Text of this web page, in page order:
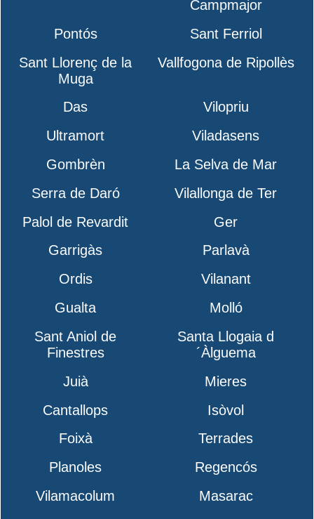
Campmajor
Pontós
Sant Ferriol
Sant Llorenç de la
Muga
Vallfogona de Ripollès
Das
Vilopriu
Ultramort
Viladasens
Gombrèn
La Selva de Mar
Serra de Daró
Vilallonga de Ter
Palol de Revardit
Ger
Garrigàs
Parlavà
Ordis
Vilanant
Gualta
Molló
Sant Aniol de
Finestres
Santa Llogaia d
´Àlguema
Juià
Mieres
Cantallops
Isòvol
Foixà
Terrades
Planoles
Regencós
Vilamacolum
Masarac